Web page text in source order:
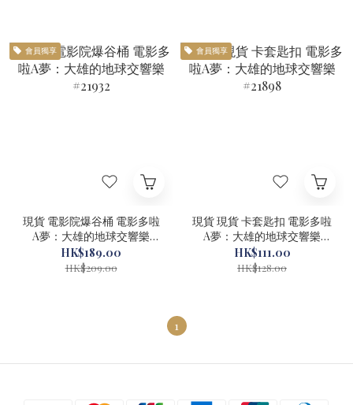
會員獨享
現貨 電影院爆谷桶 電影多啦
A夢：大雄的地球交響樂
#21932
HK$189.00
HK$209.00
會員獨享
現貨 現貨 卡套匙扣 電影多啦
A夢：大雄的地球交響樂
#21898
HK$111.00
HK$128.00
1